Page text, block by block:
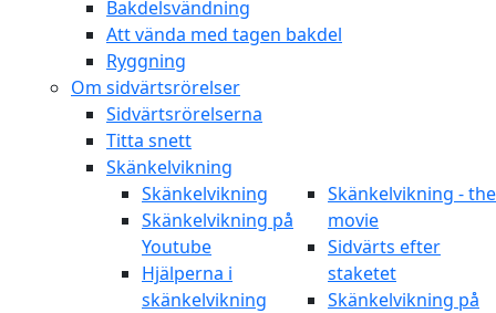
Bakdelsvändning
Att vända med tagen bakdel
Ryggning
Om sidvärtsrörelser
Sidvärtsrörelserna
Titta snett
Skänkelvikning
Skänkelvikning
Skänkelvikning på
Youtube
Hjälperna i
skänkelvikning
Skänkelvikning - the
movie
Sidvärts efter
staketet
Skänkelvikning på